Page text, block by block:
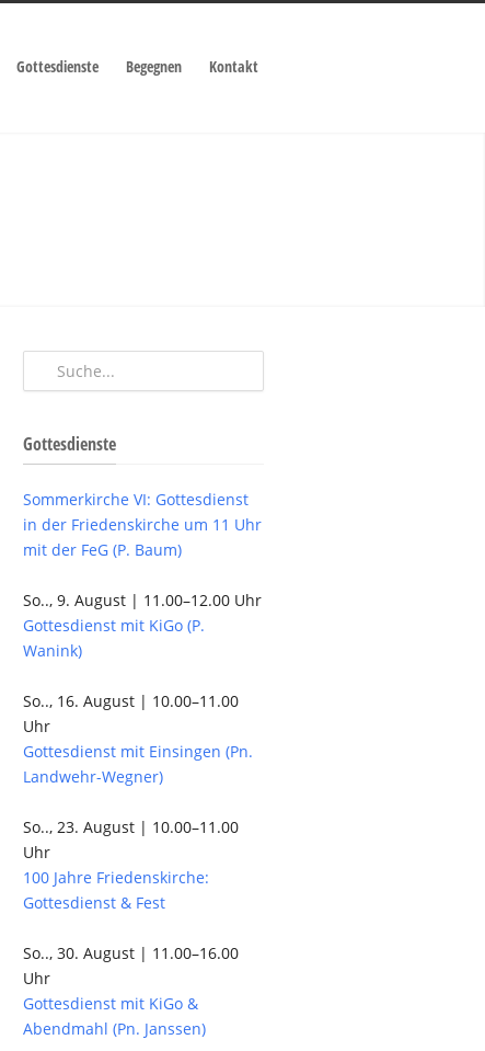
Gottesdienste Begegnen Kontakt
Gottesdienste
Sommerkirche VI: Gottesdienst
in der Friedenskirche um 11 Uhr
mit der FeG (P. Baum)
So.., 9. August | 11.00–12.00 Uhr
Gottesdienst mit KiGo (P.
Wanink)
So.., 16. August | 10.00–11.00
Uhr
Gottesdienst mit Einsingen (Pn.
Landwehr-Wegner)
So.., 23. August | 10.00–11.00
Uhr
100 Jahre Friedenskirche:
Gottesdienst & Fest
So.., 30. August | 11.00–16.00
Uhr
Gottesdienst mit KiGo &
Abendmahl (Pn. Janssen)